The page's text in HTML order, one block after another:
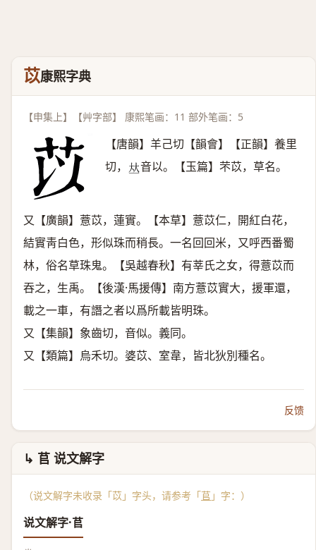
苡康熙字典
【申集上】【艸字部】 康熙笔画：11 部外笔画：5
【唐韻】羊己切【韻會】【正韻】養里
切， 𠀤音以。【玉篇】芣苡，草名。
又【廣韻】薏苡，蓮實。【本草】薏苡仁，開紅白花，
結實靑白色，形似珠而稍長。一名回回米，又呼西番蜀
林，俗名草珠鬼。【吳越春秋】有莘氏之女，得薏苡而
吞之，生禹。【後漢·馬援傳】南方薏苡實大，援軍還，
載之一車，有譖之者以爲所載皆明珠。
又【集韻】象齒切，音似。義同。
又【類篇】烏禾切。婆苡、室韋，皆北狄別種名。
反馈
↳ 苢 说文解字
（说文解字未收录「苡」字头，请参考「苢 」字：）
说文解字·苢